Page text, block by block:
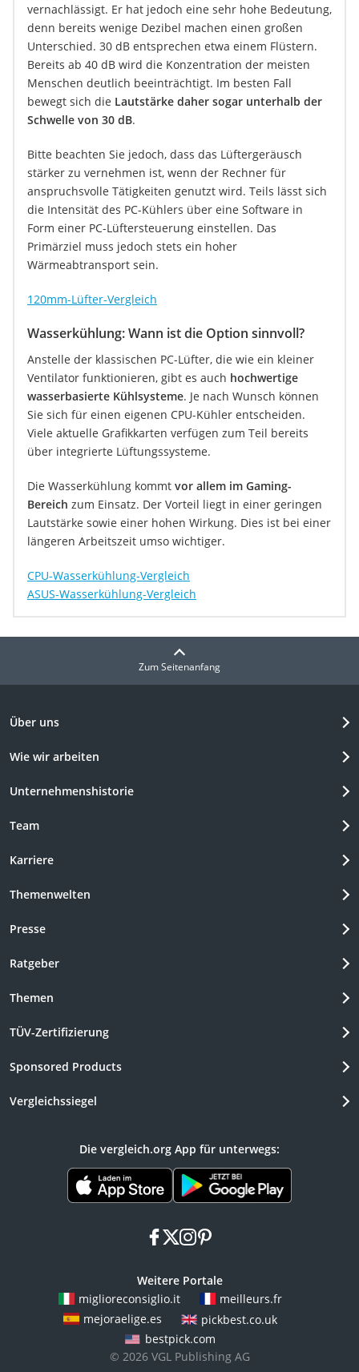
vernachlässigt. Er hat jedoch eine sehr hohe Bedeutung,
denn bereits wenige Dezibel machen einen großen
Unterschied. 30 dB entsprechen etwa einem Flüstern.
Bereits ab 40 dB wird die Konzentration der meisten
Menschen deutlich beeinträchtigt. Im besten Fall
bewegt sich die Lautstärke daher sogar unterhalb der
Schwelle von 30 dB.
Bitte beachten Sie jedoch, dass das Lüftergeräusch
stärker zu vernehmen ist, wenn der Rechner für
anspruchsvolle Tätigkeiten genutzt wird. Teils lässt sich
die Intensität des PC-Kühlers über eine Software in
Form einer PC-Lüftersteuerung einstellen. Das
Primärziel muss jedoch stets ein hoher
Wärmeabtransport sein.
120mm-Lüfter-Vergleich
Wasserkühlung: Wann ist die Option sinnvoll?
Anstelle der klassischen PC-Lüfter, die wie ein kleiner
Ventilator funktionieren, gibt es auch hochwertige
wasserbasierte Kühlsysteme. Je nach Wunsch können
Sie sich für einen eigenen CPU-Kühler entscheiden.
Viele aktuelle Grafikkarten verfügen zum Teil bereits
über integrierte Lüftungssysteme.
Die Wasserkühlung kommt vor allem im Gaming-
Bereich zum Einsatz. Der Vorteil liegt in einer geringen
Lautstärke sowie einer hohen Wirkung. Dies ist bei einer
längeren Arbeitszeit umso wichtiger.
CPU-Wasserkühlung-Vergleich
ASUS-Wasserkühlung-Vergleich
Zum Seitenanfang
Über uns
Wie wir arbeiten
Unternehmenshistorie
Team
Karriere
Themenwelten
Presse
Ratgeber
Themen
TÜV-Zertifizierung
Sponsored Products
Vergleichssiegel
Die vergleich.org App für unterwegs:
facebook
x instagram
pinterest
Weitere Portale
miglioreconsiglio.it
meilleurs.fr
mejoraelige.es
pickbest.co.uk
bestpick.com
© 2026 VGL Publishing AG